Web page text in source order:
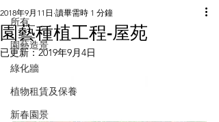
所有
園藝造景
綠化牆
植物租賃及保養
新春園景
園藝種植工程-屋苑
2018年9月11日 讀畢需時 1 分鐘
已更新：2019年9月4日